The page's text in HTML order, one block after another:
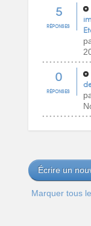
5
RÉPONSES
0
RÉPONSES
Écrire un
Marquer tous